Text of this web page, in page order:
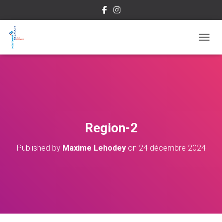
Region-2
Published by Maxime Lehodeyon 24 décembre 2024